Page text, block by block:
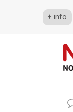
+ info